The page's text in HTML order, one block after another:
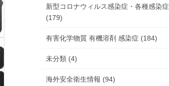
新型コロナウィルス感染症・各種感染症
(179)
有害化学物質 有機溶剤 感染症 (184)
未分類 (4)
海外安全衛生情報 (94)